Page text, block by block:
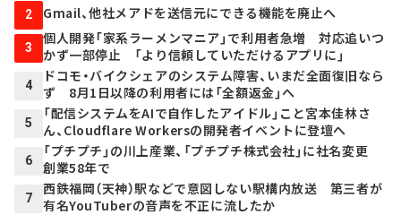
2 Gmail、他社メアドを送信元にできる機能を廃止へ
3
個人開発「家系ラーメンマニア」で利用者急増 対応追いつ
かず一部停止 「より信頼していただけるアプリに」
4
ドコモ・バイクシェアのシステム障害、いまだ全面復旧なら
ず 8月1日以降の利用者には「全額返金」へ
5
「配信システムをAIで自作したアイドル」こと宮本佳林さ
ん、Cloudflare Workersの開発者イベントに登壇へ
6
「プチプチ」の川上産業、「プチプチ株式会社」に社名変更
創業58年で
7
西鉄福岡（天神）駅などで意図しない駅構内放送 第三者が
有名YouTuberの音声を不正に流したか